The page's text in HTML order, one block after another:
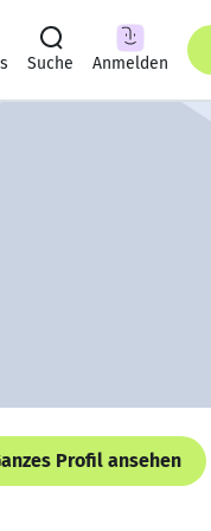
Suche Anmelden
Profil ansehen